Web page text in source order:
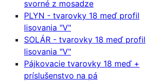
svorné z mosadze
PLYN - tvarovky 18 meď profil
lisovania "V"
SOLÁR - tvarovky 18 meď profil
lisovania "V"
Pájkovacie tvarovky 18 meď +
príslušenstvo na pá